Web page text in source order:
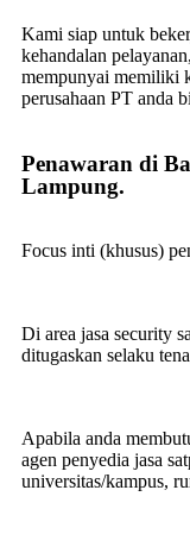
Kami siap untuk
kehandalan
mempunyai memiliki
perusahaan PT anda
Penawaran di
Lampung.
Focus inti (khusus)
Di area jasa security
ditugaskan selaku
Apabila anda
agen penyedia jasa
universitas/kampus,